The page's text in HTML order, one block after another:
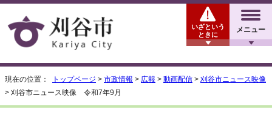
メニュー
いざという
ときに
現在の位置： トップページ > 市政情報 > 広報 > 動画配信 > 刈谷市ニュース映像
> 刈谷市ニュース映像 令和7年9月